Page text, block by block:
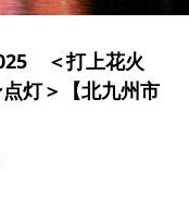
＜打上花火
灯＞【北九州市